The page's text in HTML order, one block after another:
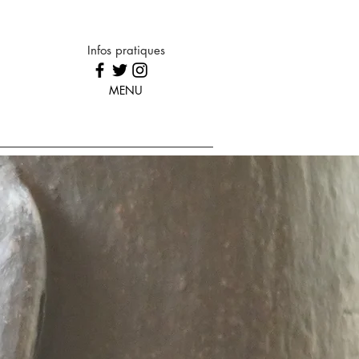
Infos pratiques
MENU